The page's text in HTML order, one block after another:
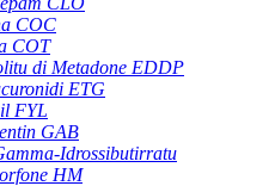
COC
COT
di Metadone EDDP
ETG
FYL
GAB
Idrossibutirratu
HM